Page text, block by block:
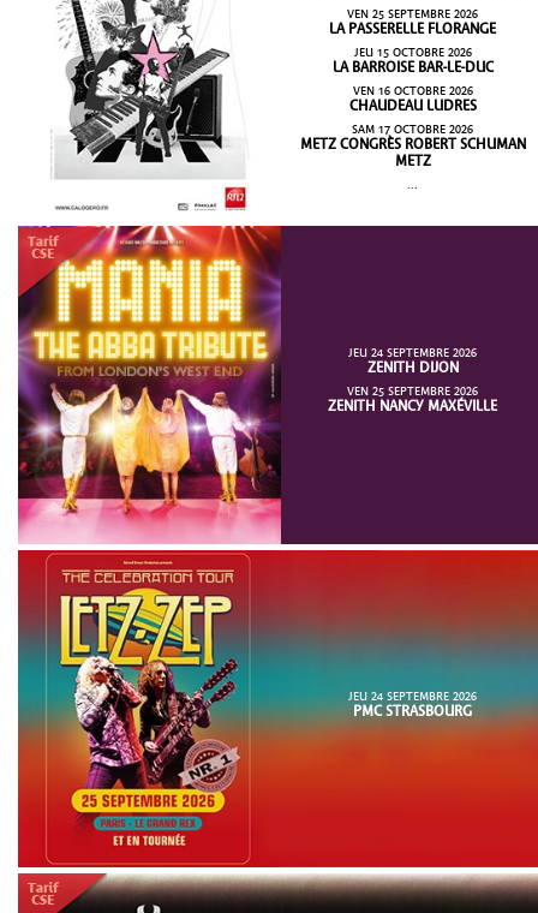
VEN 25 SEPTEMBRE 2026
LA PASSERELLE FLORANGE
JEU 15 OCTOBRE 2026
LA BARROISE BAR-LE-DUC
VEN 16 OCTOBRE 2026
CHAUDEAU LUDRES
SAM 17 OCTOBRE 2026
METZ CONGRÈS ROBERT SCHUMAN
METZ
JEU 24 SEPTEMBRE 2026
ZENITH DIJON
VEN 25 SEPTEMBRE 2026
ZENITH NANCY MAXÉVILLE
JEU 24 SEPTEMBRE 2026
PMC STRASBOURG